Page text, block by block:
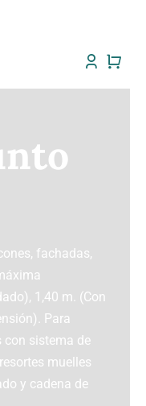
fachadas,
1,40 m. (Con
Para
con sistema de
muelles
y cadena de